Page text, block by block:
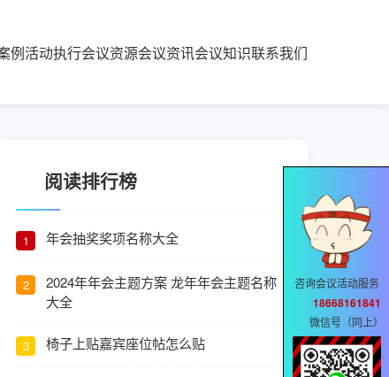
例活动执行会议资源会议资讯会议知识联系我们
阅读排行榜
1 年会抽奖奖项名称大全
2
2024年年会主题方案 龙年年会主题名称
大全
3 椅子上贴嘉宾座位帖怎么贴
咨询会议活动服务
18668161841
微信号（同上）